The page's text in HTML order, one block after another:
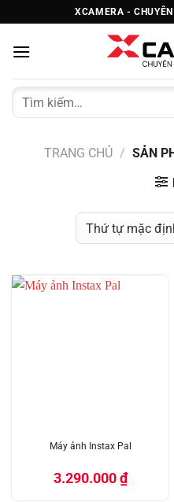
qua
nội
XCAMERA -
Tìm
TRANG CHỦ / SẢN
Máy ảnh Instax Pal
3.290.000₫